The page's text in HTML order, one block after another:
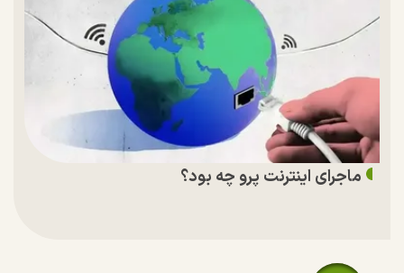
ماجرای اینترنت پرو چه بود؟